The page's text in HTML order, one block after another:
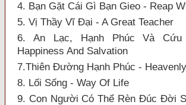
4. Bạn Gặt Cái Gì Bạn Gieo - Reap
5. Vị Thầy Vĩ Đại - A Great Teacher
6. An Lạc, Hạnh Phúc Và
Happiness And Salvation
7.Thiên Đường Hạnh Phúc -
8. Lối Sống - Way Of Life
9. Con Người Có Thể Rèn Đúc Đời